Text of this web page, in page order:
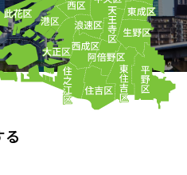
る